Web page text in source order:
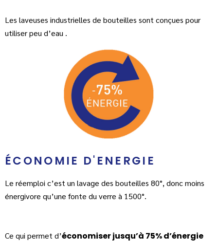
Les laveuses industrielles de bouteilles sont conçues pour
utiliser peu d’eau .
ÉCONOMIE D'ENERGIE
Le réemploi c’est un lavage des bouteilles 80°, donc moins
énergivore qu’une fonte du verre à 1500°.
Ce qui permet d’économiser jusqu’à 75% d’énergie